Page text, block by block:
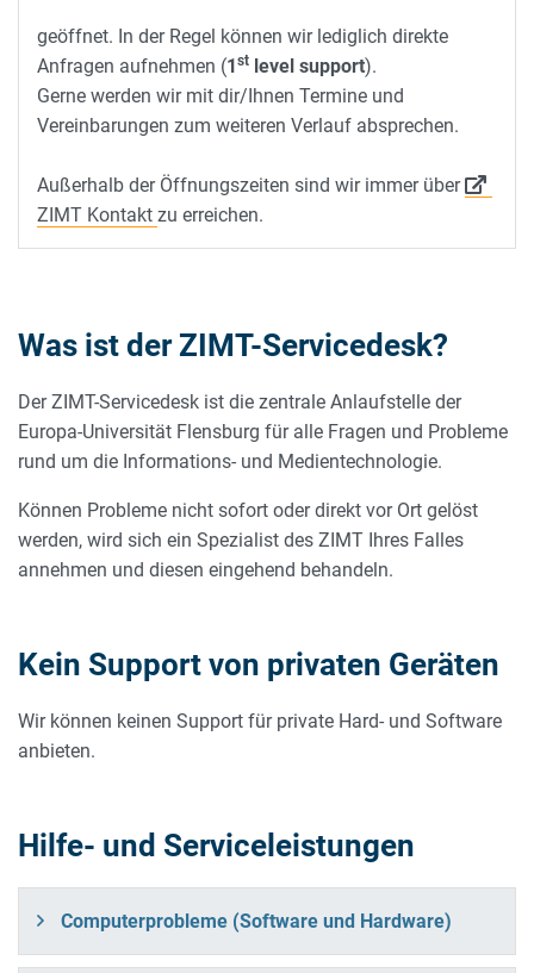
geöffnet. In der Regel können wir lediglich direkte
Anfragen aufnehmen (1st level support).
Gerne werden wir mit dir/Ihnen Termine und
Vereinbarungen zum weiteren Verlauf absprechen.
Außerhalb der Öffnungszeiten sind wir immer über
ZIMT Kontakt zu erreichen.
Was ist der ZIMT-Servicedesk?
Der ZIMT-Servicedesk ist die zentrale Anlaufstelle der
Europa-Universität Flensburg für alle Fragen und Probleme
rund um die Informations- und Medientechnologie.
Können Probleme nicht sofort oder direkt vor Ort gelöst
werden, wird sich ein Spezialist des ZIMT Ihres Falles
annehmen und diesen eingehend behandeln.
Kein Support von privaten Geräten
Wir können keinen Support für private Hard- und Software
anbieten.
Hilfe- und Serviceleistungen
Computerprobleme (Software und Hardware)